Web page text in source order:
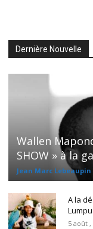
Dernière Nouvelle
Wallen
SHOW » à la
Jean Marc Lebeaupin
A la
5 août ,